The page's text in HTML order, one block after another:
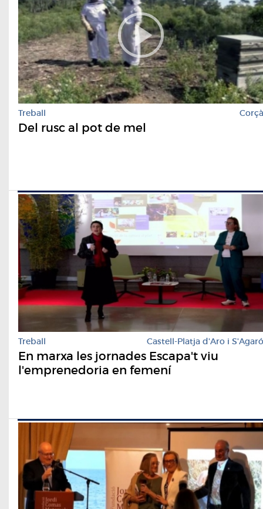
Treball Corçà
Del rusc al pot de mel
Treball Castell-Platja d'Aro i S'Agaró
En marxa les jornades Escapa't viu
l'emprenedoria en femení